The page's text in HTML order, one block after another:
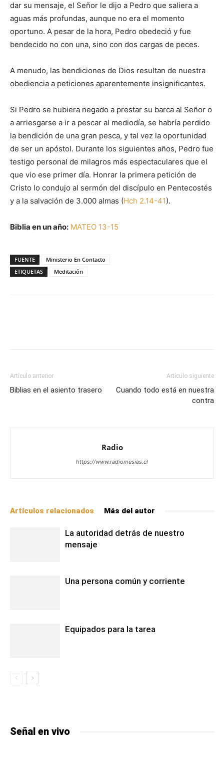
dar su mensaje, el Señor le dijo a Pedro que saliera a
aguas más profundas, aunque no era el momento
oportuno. A pesar de la hora, Pedro obedeció y fue
bendecido no con una, sino con dos cargas de peces.
A menudo, las bendiciones de Dios resultan de nuestra
obediencia a peticiones aparentemente insignificantes.
Si Pedro se hubiera negado a prestar su barca al Señor o
a arriesgarse a ir a pescar al mediodía, se habría perdido
la bendición de una gran pesca, y tal vez la oportunidad
de ser un apóstol. Durante los siguientes años, Pedro fue
testigo personal de milagros más espectaculares que el
que vio ese primer día. Honrar la primera petición de
Cristo lo condujo al sermón del discípulo en Pentecostés
y a la salvación de 3.000 almas (Hch 2.14-41).
Biblia en un año: MATEO 13-15
FUENTE
Ministerio En Contacto
ETIQUETAS
Meditación
Artículo anterior
Biblias en el asiento trasero
Artículo siguiente
Cuando todo está en nuestra
contra
Radio
https://www.radiomesias.cl
Artículos relacionados Más del autor
La autoridad detrás de nuestro
mensaje
Una persona común y corriente
Equipados para la tarea
Señal en vivo